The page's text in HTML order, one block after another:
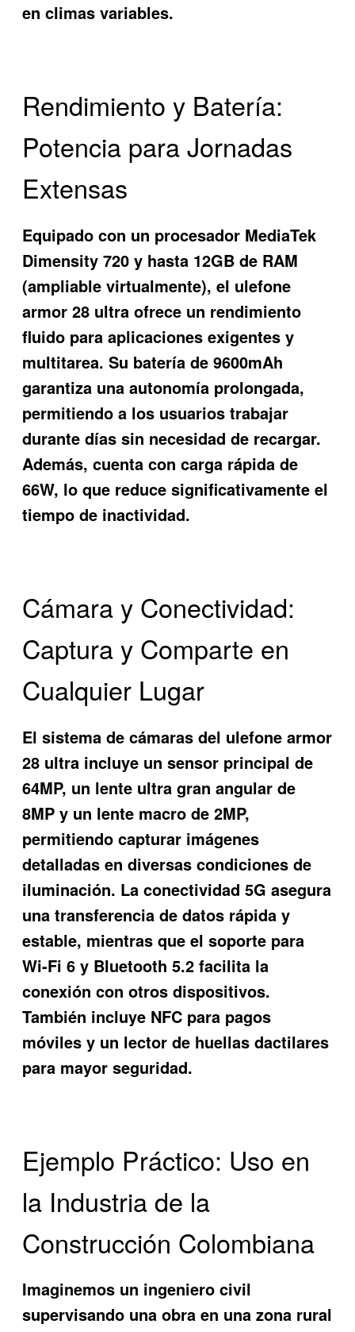
en climas variables.
Rendimiento y Batería:
Potencia para Jornadas
Extensas
Equipado con un procesador MediaTek
Dimensity 720 y hasta 12GB de RAM
(ampliable virtualmente), el ulefone
armor 28 ultra ofrece un rendimiento
fluido para aplicaciones exigentes y
multitarea. Su batería de 9600mAh
garantiza una autonomía prolongada,
permitiendo a los usuarios trabajar
durante días sin necesidad de recargar.
Además, cuenta con carga rápida de
66W, lo que reduce significativamente el
tiempo de inactividad.
Cámara y Conectividad:
Captura y Comparte en
Cualquier Lugar
El sistema de cámaras del ulefone armor
28 ultra incluye un sensor principal de
64MP, un lente ultra gran angular de
8MP y un lente macro de 2MP,
permitiendo capturar imágenes
detalladas en diversas condiciones de
iluminación. La conectividad 5G asegura
una transferencia de datos rápida y
estable, mientras que el soporte para
Wi-Fi 6 y Bluetooth 5.2 facilita la
conexión con otros dispositivos.
También incluye NFC para pagos
móviles y un lector de huellas dactilares
para mayor seguridad.
Ejemplo Práctico: Uso en
la Industria de la
Construcción Colombiana
Imaginemos un ingeniero civil
supervisando una obra en una zona rural